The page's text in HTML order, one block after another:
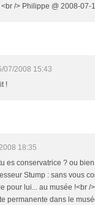
/> Philippe @ 2008-07-
07/2008 15:43
!
18:35
es conservatrice ? ou
Stump : sans vous
pour lui... au musée !<br /
permanente dans le